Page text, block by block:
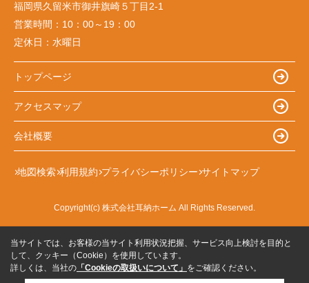
福岡県久留米市御井旗崎５丁目2-1
営業時間： 10：00～19：00
定休日： 水曜日
トップページ
アクセスマップ
会社概要
地図検索 利用規約 プライバシーポリシー サイトマップ
Copyright(c) 株式会社耳納ホーム All Rights Reserved.
当サイトでは、お客様の当サイト利用状況把握、サービス向上検討を目的と
して、クッキー（Cookie）を使用しています。
詳しくは、当社の 「Cookieの取扱いについて」 をご確認ください。